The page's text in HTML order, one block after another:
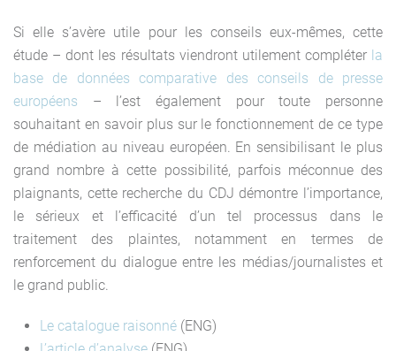
Si elle s’avère utile pour les conseils eux-mêmes, cette
étude – dont les résultats viendront utilement compléter la
base de données comparative des conseils de presse
européens – l’est également pour toute personne
souhaitant en savoir plus sur le fonctionnement de ce type
de médiation au niveau européen. En sensibilisant le plus
grand nombre à cette possibilité, parfois méconnue des
plaignants, cette recherche du CDJ démontre l’importance,
le sérieux et l’efficacité d’un tel processus dans le
traitement des plaintes, notamment en termes de
renforcement du dialogue entre les médias/journalistes et
le grand public.
Le catalogue raisonné (ENG)